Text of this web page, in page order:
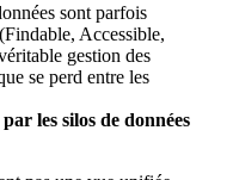
sont parfois
Accessible,
gestion des
se perd entre les
les silos de données